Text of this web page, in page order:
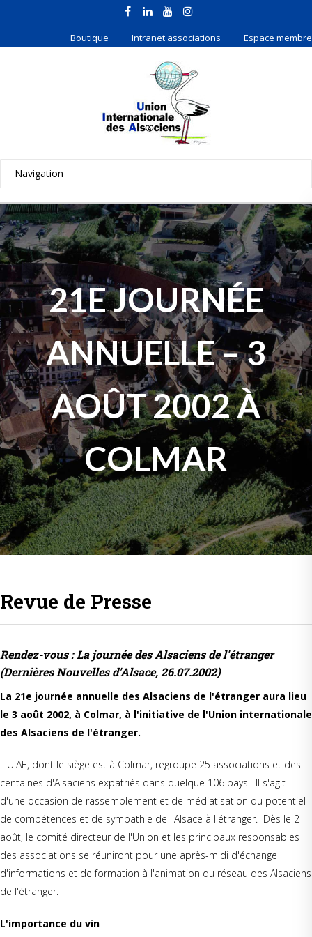
Boutique Intranet associations Espace membre
21E JOURNÉE
ANNUELLE – 3
AOÛT 2002 À
COLMAR
Revue de Presse
Rendez-vous : La journée des Alsaciens de l'étranger
(Dernières Nouvelles d'Alsace, 26.07.2002)
La 21e journée annuelle des Alsaciens de l'étranger aura lieu
le 3 août 2002, à Colmar, à l'initiative de l'Union internationale
des Alsaciens de l'étranger.
L'UIAE, dont le siège est à Colmar, regroupe 25 associations et des
centaines d'Alsaciens expatriés dans quelque 106 pays. Il s'agit
d'une occasion de rassemblement et de médiatisation du potentiel
de compétences et de sympathie de l'Alsace à l'étranger. Dès le 2
août, le comité directeur de l'Union et les principaux responsables
des associations se réuniront pour une après-midi d'échange
d'informations et de formation à l'animation du réseau des Alsaciens
de l'étranger.
L'importance du vin